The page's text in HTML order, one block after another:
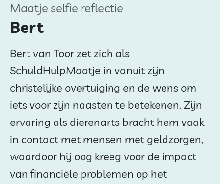
Maatje selfie reflectie
Bert
Bert van Toor zet zich als
SchuldHulpMaatje in vanuit zijn
christelijke overtuiging en de wens om
iets voor zijn naasten te betekenen. Zijn
ervaring als dierenarts bracht hem vaak
in contact met mensen met geldzorgen,
waardoor hij oog kreeg voor de impact
van financiële problemen op het